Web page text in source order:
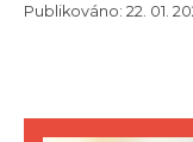
Publikováno: 22. 01.